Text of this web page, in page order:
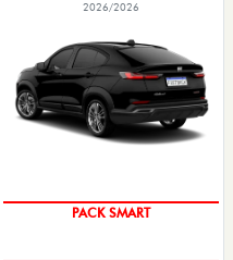
2026/2026
PACK SMART